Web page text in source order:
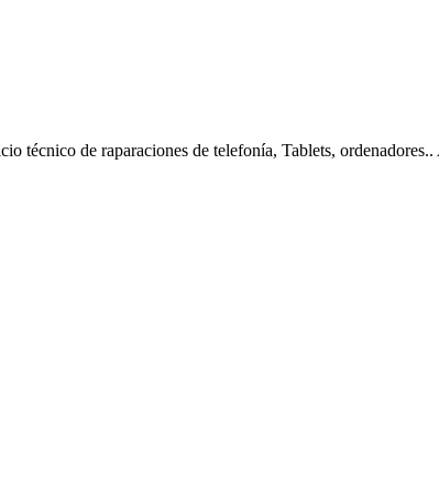
de raparaciones de telefonía, Tablets,